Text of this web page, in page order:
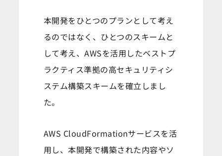
本開発をひとつのプランとして考え
るのではなく、ひとつのスキームと
して考え、AWSを活用したベストプ
ラクティス準拠の高セキュリティシ
ステム構築スキームを確立しまし
た。
AWS CloudFormationサービスを活
用し、本開発で構築された内容やソ